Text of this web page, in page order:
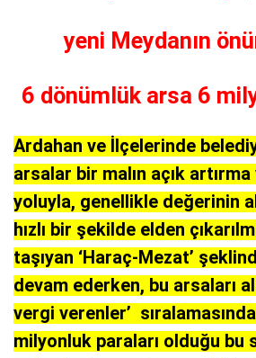
yeni Meydanın
6 dönümlük arsa 6
Ardahan ve İlçelerinde
arsalar bir malın açık
yoluyla, genellikle değerinin
hızlı bir şekilde elden
taşıyan ‘Haraç-Mezat’
devam ederken, bu arsaları
vergi verenler’
milyonluk paraları olduğu bu